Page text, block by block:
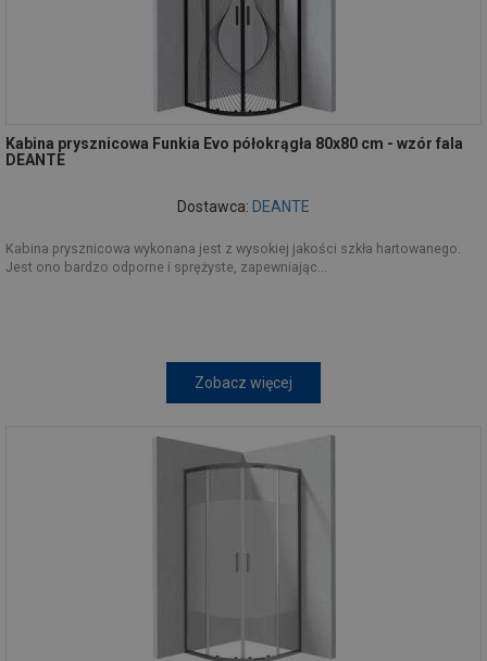
Kabina prysznicowa Funkia Evo półokrągła 80x80 cm - wzór fala
DEANTE
Dostawca: DEANTE
Kabina prysznicowa wykonana jest z wysokiej jakości szkła hartowanego.
Jest ono bardzo odporne i sprężyste, zapewniając...
Zobacz więcej